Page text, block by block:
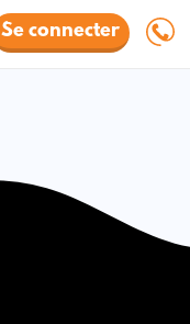
Se connecter